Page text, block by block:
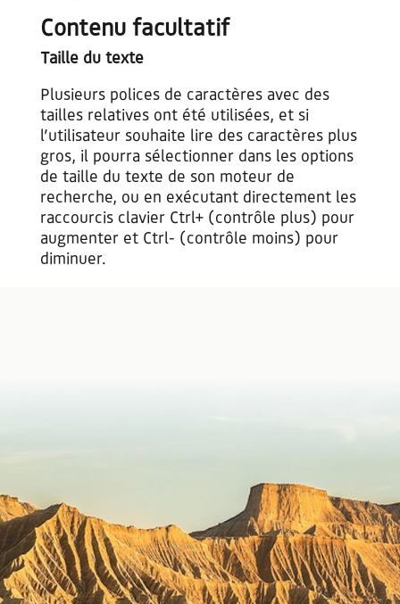
Contenu facultatif
Taille du texte
Plusieurs polices de caractères avec des
tailles relatives ont été utilisées, et si
l’utilisateur souhaite lire des caractères plus
gros, il pourra sélectionner dans les options
de taille du texte de son moteur de
recherche, ou en exécutant directement les
raccourcis clavier Ctrl+ (contrôle plus) pour
augmenter et Ctrl- (contrôle moins) pour
diminuer.